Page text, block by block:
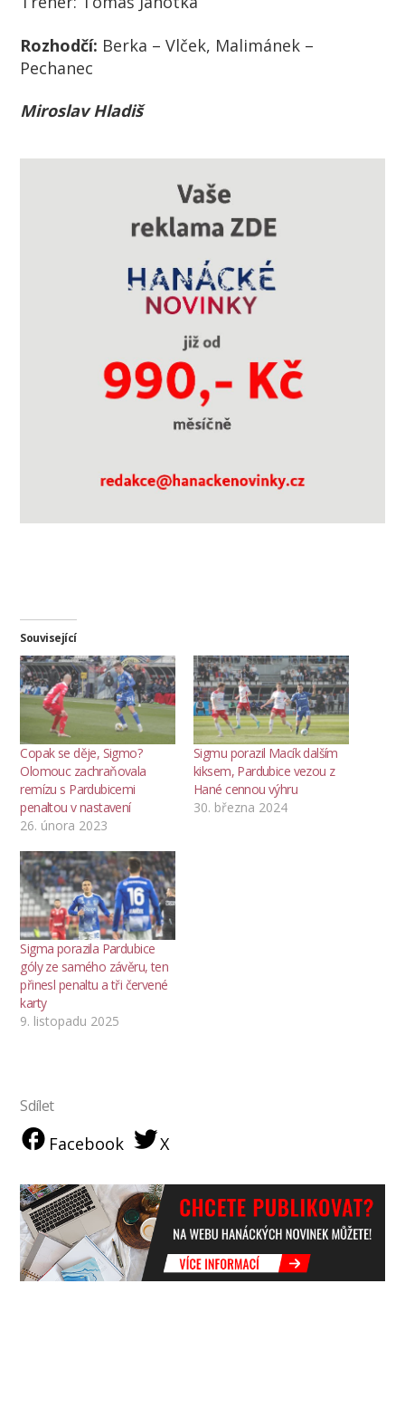
Rozhodčí: Berka – Vlček, Malimánek –
Pechanec
Miroslav Hladiš
Související
Copak se děje, Sigmo?
Olomouc zachraňovala
remízu s Pardubicemi
penaltou v nastavení
26. února 2023
Sigmu porazil Macík dalším
kiksem, Pardubice vezou z
Hané cennou výhru
30. března 2024
Sigma porazila Pardubice
góly ze samého závěru, ten
přinesl penaltu a tři červené
karty
9. listopadu 2025
Sdílet
Facebook X